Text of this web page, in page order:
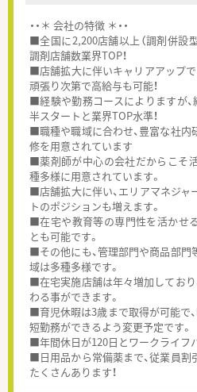
・・＊ 会社の特徴 ＊・・
■全国に2,200店舗以上（調剤併設
調剤店舗数業界TOP！
■店舗拡大に伴いキャリアアップで
頑張り次第で高給与も可能！
■経験や勤務コースによりますが
半スタートと業界TOP水準！
■職種や職域に合わせ、豊富な社
修を用意されています
■薬剤師が中心の会社だからこそ
種多様に用意されています。
■店舗拡大に伴い、エリアマネジャ
トのポジションも増えます。
■在宅や教育等の専門性を活かせ
とも可能です。
■その他にも、管理部門や商品部
域は多種多様です。
■在宅実施店舗は年々増加しており
わる事ができます。
■育児休暇は3歳まで取得が可能で
短勤務ができるよう変更予定です。
■年間休日が120日とワークライフ
■日用品から常備薬まで、従業員割
たくさんあります！